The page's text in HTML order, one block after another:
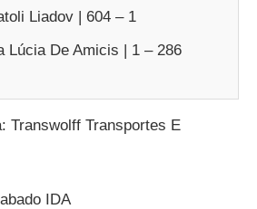
Liadov | 604 – 1
Lúcia De Amicis | 1 – 286
Transwolff Transportes E
IDA